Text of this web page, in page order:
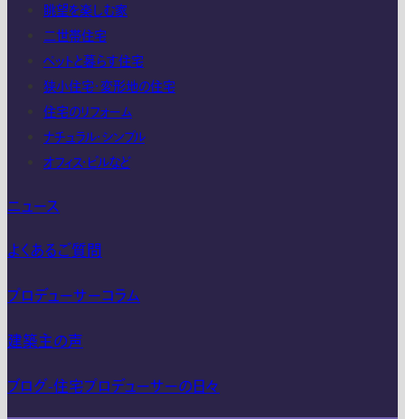
眺望を楽しむ家
二世帯住宅
ペットと暮らす住宅
狭小住宅・変形地の住宅
住宅のリフォーム
ナチュラル・シンプル
オフィス・ビルなど
ニュース
よくあるご質問
プロデューサーコラム
建築主の声
ブログ-住宅プロデューサーの日々